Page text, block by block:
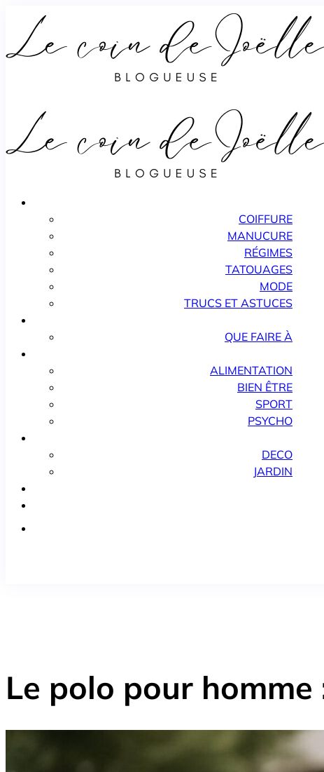
COIFFURE
MANUCURE
RÉGIMES
TATOUAGES
MODE
TRUCS ET ASTUCES
QUE FAIRE À
ALIMENTATION
BIEN ÊTRE
SPORT
PSYCHO
DECO
JARDIN
Le polo pour homme